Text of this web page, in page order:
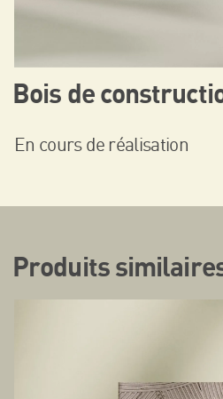
Bois de
En cours de réalisation
Produits